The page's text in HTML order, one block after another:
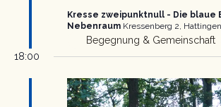
Kresse zweipunktnull - Die blaue
Nebenraum Kressenberg 2, Hattingen
Begegnung & Gemeinschaft
18:00